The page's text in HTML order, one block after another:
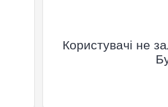
Користувачі не